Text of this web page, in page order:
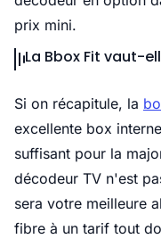
prix mini.
La Bbox Fit vaut-
Si on récapitule, la
excellente box
suffisant pour la
décodeur TV n'est
sera votre meilleure
fibre à un tarif tout